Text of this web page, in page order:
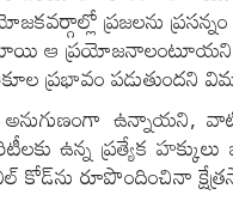
ప్రజలను
ఆ ప్రయోజనాలంటూయని
ప్రభావం పడుతుందని
అనుగుణంగా ఉన్నాయని,
ఉన్న ప్రత్యేక
రూపొందించినా